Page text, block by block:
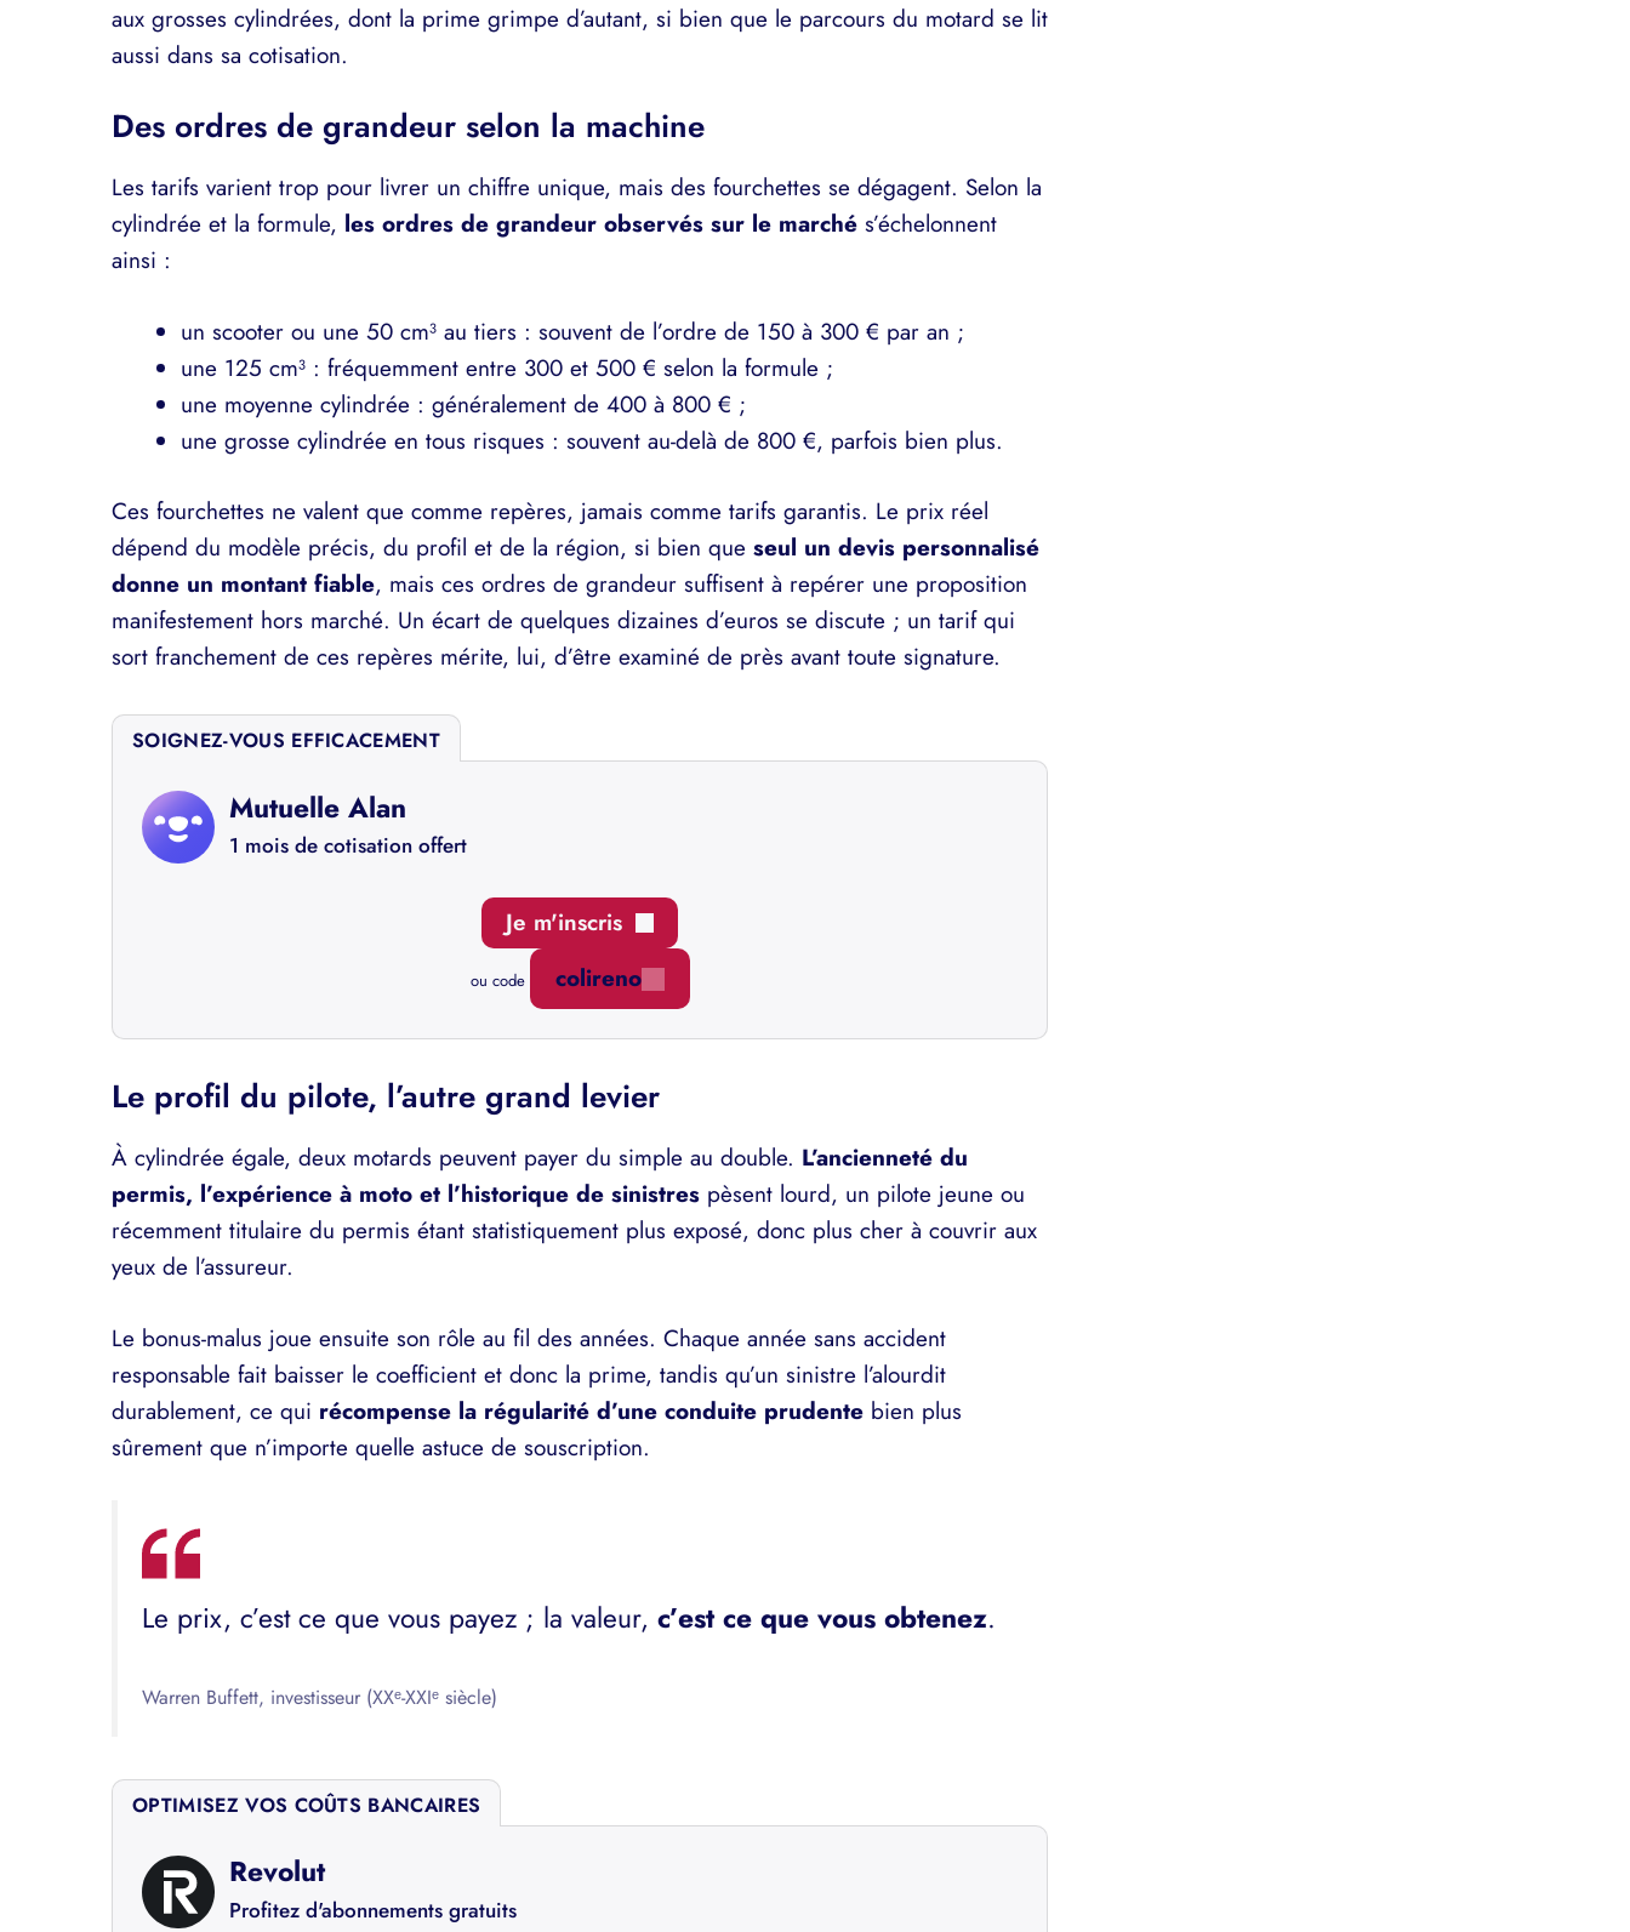
aux grosses cylindrées, dont la prime grimpe d’autant, si bien que le parcours du motard se lit
aussi dans sa cotisation.
Des ordres de grandeur selon la machine
Les tarifs varient trop pour livrer un chiffre unique, mais des fourchettes se dégagent. Selon la
cylindrée et la formule, les ordres de grandeur observés sur le marché s’échelonnent
ainsi :
un scooter ou une 50 cm³ au tiers : souvent de l’ordre de 150 à 300 € par an ;
une 125 cm³ : fréquemment entre 300 et 500 € selon la formule ;
une moyenne cylindrée : généralement de 400 à 800 € ;
une grosse cylindrée en tous risques : souvent au-delà de 800 €, parfois bien plus.
Ces fourchettes ne valent que comme repères, jamais comme tarifs garantis. Le prix réel
dépend du modèle précis, du profil et de la région, si bien que seul un devis personnalisé
donne un montant fiable, mais ces ordres de grandeur suffisent à repérer une proposition
manifestement hors marché. Un écart de quelques dizaines d’euros se discute ; un tarif qui
sort franchement de ces repères mérite, lui, d’être examiné de près avant toute signature.
SOIGNEZ-VOUS EFFICACEMENT
Mutuelle Alan
1 mois de cotisation offert
Je m'inscris
ou code colireno
Le profil du pilote, l’autre grand levier
À cylindrée égale, deux motards peuvent payer du simple au double. L’ancienneté du
permis, l’expérience à moto et l’historique de sinistres pèsent lourd, un pilote jeune ou
récemment titulaire du permis étant statistiquement plus exposé, donc plus cher à couvrir aux
yeux de l’assureur.
Le bonus-malus joue ensuite son rôle au fil des années. Chaque année sans accident
responsable fait baisser le coefficient et donc la prime, tandis qu’un sinistre l’alourdit
durablement, ce qui récompense la régularité d’une conduite prudente bien plus
sûrement que n’importe quelle astuce de souscription.
Le prix, c’est ce que vous payez ; la valeur, c’est ce que vous obtenez.
Warren Buffett, investisseur (XXᵉ-XXIᵉ siècle)
OPTIMISEZ VOS COÛTS BANCAIRES
Revolut
Profitez d'abonnements gratuits